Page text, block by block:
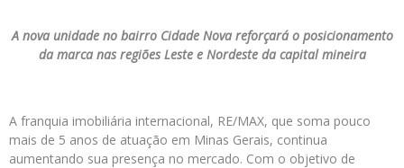
A nova unidade no bairro Cidade Nova reforçará o posicionamento
da marca nas regiões Leste e Nordeste da capital mineira
A franquia imobiliária internacional, RE/MAX, que soma pouco
mais de 5 anos de atuação em Minas Gerais, continua
aumentando sua presença no mercado. Com o objetivo de